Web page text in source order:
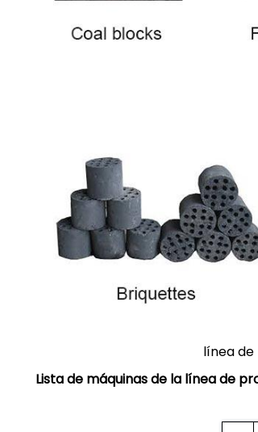
línea
Lista de máquinas de la línea de